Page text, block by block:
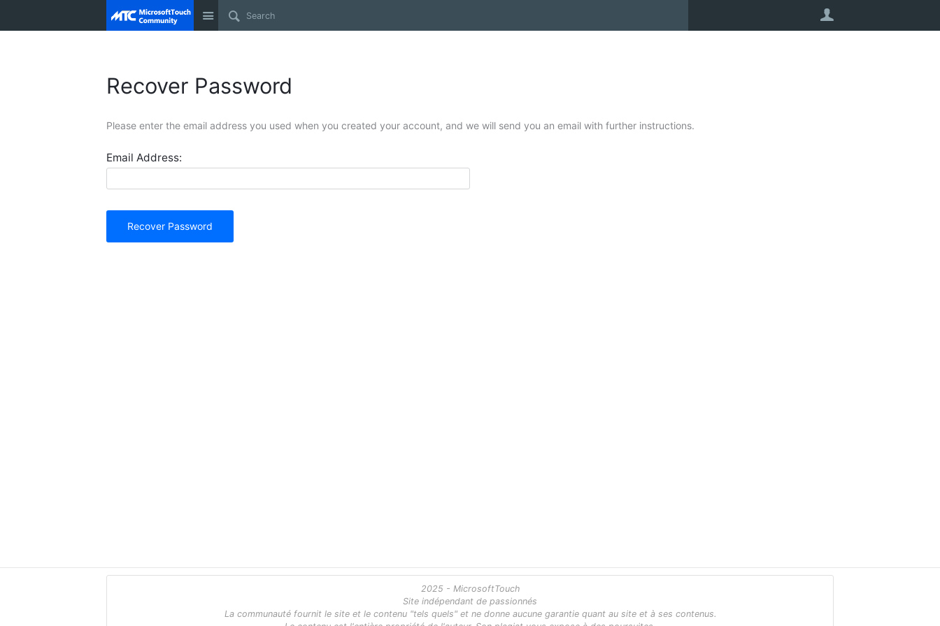
Site
Recover Password
Please enter the email address you used when you created your account, and we will send you an email with further instructions.
Email Address:
Recover Password
2025 - MicrosoftTouch
Site indépendant de passionnés
La communauté fournit le site et le contenu "tels quels" et ne donne aucune garantie quant au site et à ses contenus.